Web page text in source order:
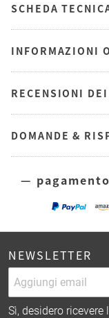
SCHEDA
INFORMAZIONI
RECENSIONI
DOMANDE &
—
NEWSLETTER
Sì, desidero